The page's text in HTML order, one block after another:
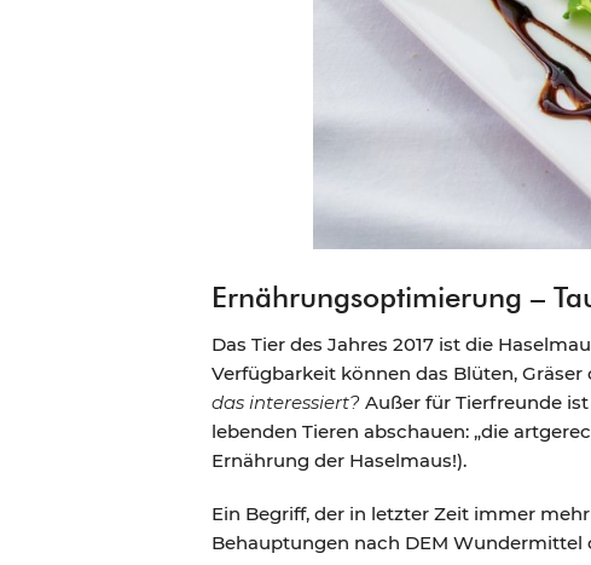
Ernährungsoptimierung –
Das Tier des Jahres 2017 ist die
Verfügbarkeit können das Blüten,
das interessiert? Außer für Tierfreunde
lebenden Tieren abschauen: „die
Ernährung der Haselmaus!).
Ein Begriff, der in letzter Zeit immer
Behauptungen nach DEM Wundermittel